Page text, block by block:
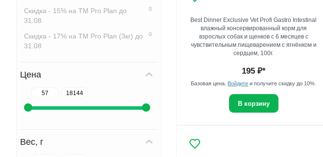
Скидка - 15% на ТМ Pro Plan до
31.08
0
Скидка - 17% на ТМ Pro Plan (3кг) до
31.08
0
Цена
Вес, г
Best Dinner Exclusive Vet Profi Gastro Intestinal
влажный консервированный корм для
взрослых собак и щенков с 6 месяцев с
чувствительным пищеварением с ягнёнком и
сердцем, 100г.
195₽*
Базовая цена. Войдите и получите скидку до 10%.
В корзину